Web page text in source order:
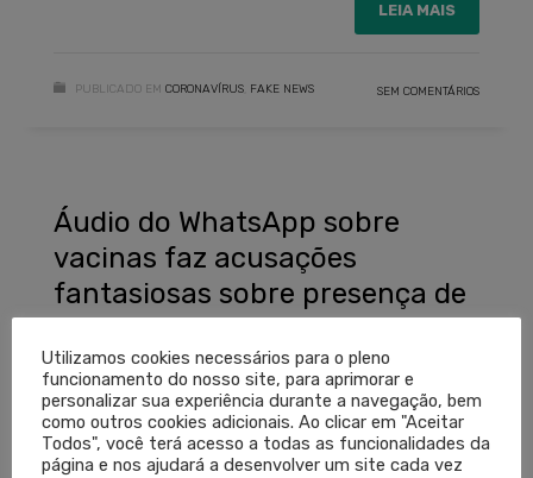
LEIA MAIS
PUBLICADO EM CORONAVÍRUS FAKE NEWS SEM COMENTÁRIOS
Áudio do WhatsApp sobre
vacinas faz acusações
fantasiosas sobre presença de
ineficácia de testes PCR*
TERÇA-FEIRA, 19 JANEIRO 2021 PORASSESSORIA DE IMPRENSA
Utilizamos cookies necessários para o pleno
funcionamento do nosso site, para aprimorar e
personalizar sua experiência durante a navegação, bem
como outros cookies adicionais. Ao clicar em "Aceitar
Todos", você terá acesso a todas as funcionalidades da
página e nos ajudará a desenvolver um site cada vez